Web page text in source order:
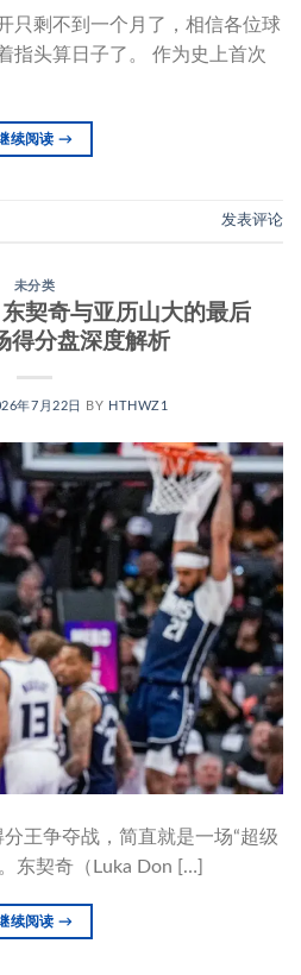
只剩不到一个月了，相信各位球
指头算日子了。 作为史上首次
续阅读→
发表评论
未分类
契奇与亚历山大的最后
得分盘深度解析
年7月22日 BY HTHWZ1
王争夺战，简直就是一场“超级
东契奇（Luka Don […]
续阅读→